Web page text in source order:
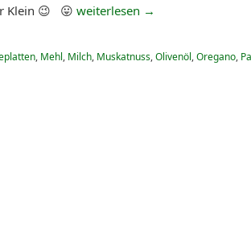
Klein 😉 😛 weiterlesen →
, Mehl, Milch, Muskatnuss,Olivenöl,Oregano,